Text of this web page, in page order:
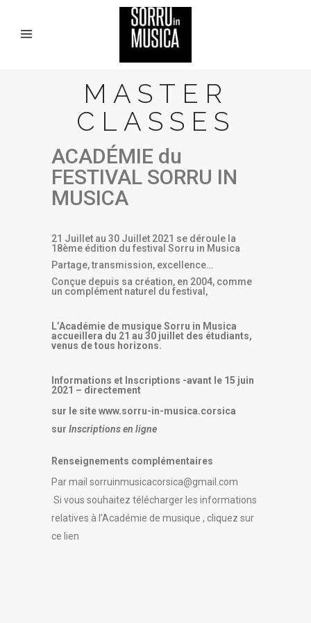
MASTER
CLASSES
ACADÉMIE du
FESTIVAL SORRU IN
MUSICA
21 Juillet au 30 Juillet 2021 se déroule la
18ème édition du festival Sorru in Musica
Partage, transmission, excellence…
Conçue depuis sa création, en 2004, comme
un complément naturel du festival,
L’Académie de musique Sorru in Musica
accueillera du 21 au 30 juillet des étudiants,
venus de tous horizons.
Informations et Inscriptions -avant le 15 juin
2021 – directement
sur le site www.sorru-in-musica.corsica
sur Inscriptions en ligne
Renseignements complémentaires
Par mail sorruinmusicacorsica@gmail.com
Si vous souhaitez télécharger les informations
relatives à l’Académie de musique , cliquez sur
ce lien